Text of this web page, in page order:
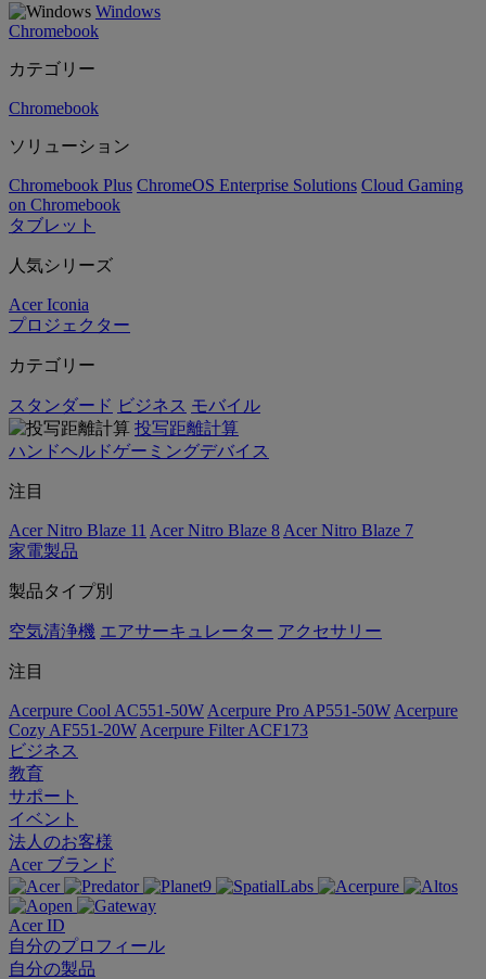
Windows
Chromebook
カテゴリー
Chromebook
ソリューション
Chromebook Plus ChromeOS Enterprise Solutions Cloud Gaming
on Chromebook
タブレット
人気シリーズ
Acer Iconia
プロジェクター
カテゴリー
スタンダード ビジネス モバイル
投写距離計算
ハンドヘルドゲーミングデバイス
注目
Acer Nitro Blaze 11 Acer Nitro Blaze 8 Acer Nitro Blaze 7
家電製品
製品タイプ別
空気清浄機 エアサーキュレーター アクセサリー
注目
Acerpure Cool AC551-50W Acerpure Pro AP551-50W Acerpure
Cozy AF551-20W Acerpure Filter ACF173
ビジネス
教育
サポート
イベント
法人のお客様
Acer ブランド
Acer ID
自分のプロフィール
自分の製品